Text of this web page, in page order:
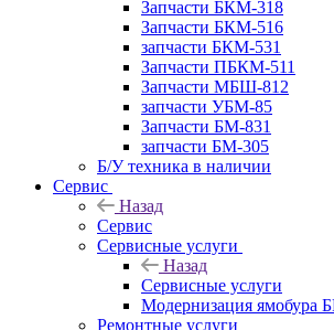
Запчасти БКМ-318
Запчасти БКМ-516
запчасти БКМ-531
Запчасти ПБКМ-511
Запчасти МБШ-812
запчасти УБМ-85
Запчасти БМ-831
запчасти БМ-305
Б/У техника в наличии
Сервис
Назад
Сервис
Сервисные услуги
Назад
Сервисные услуги
Модернизация ямобура
Ремонтные услуги